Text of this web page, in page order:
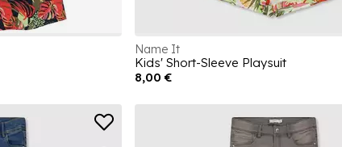
Name It
Kids' Short-Sleeve Playsuit
8,00 €